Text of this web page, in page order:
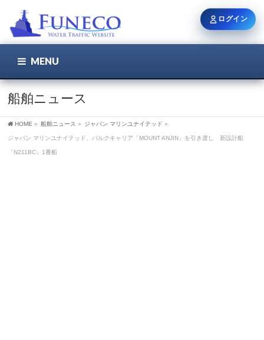
MENU
船舶ニュース
HOME » 船舶ニュース » ジャパン マリンユナイテッド »
ジャパン マリンユナイテッド、バルクキャリア「MOUNT ANJIN」を引き渡し 新設計船
「N211BC」1番船
ログイン
ユーザー名 / メール